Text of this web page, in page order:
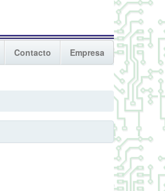
Contacto
Empresa